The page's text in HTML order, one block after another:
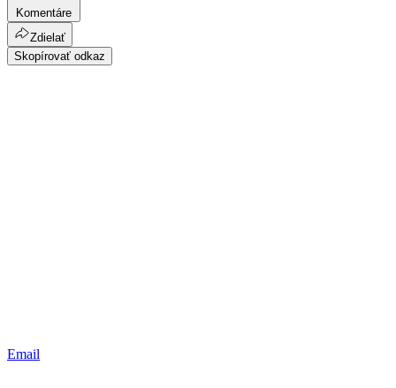
Komentáre
Zdielať
Skopírovať odkaz
Email